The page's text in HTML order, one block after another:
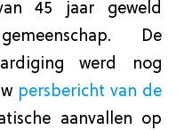
45 jaar geweld
De
werd nog
persbericht van de
aanvallen op